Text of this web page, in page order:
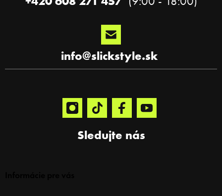
Sledujte nás
info@slickstyle.sk